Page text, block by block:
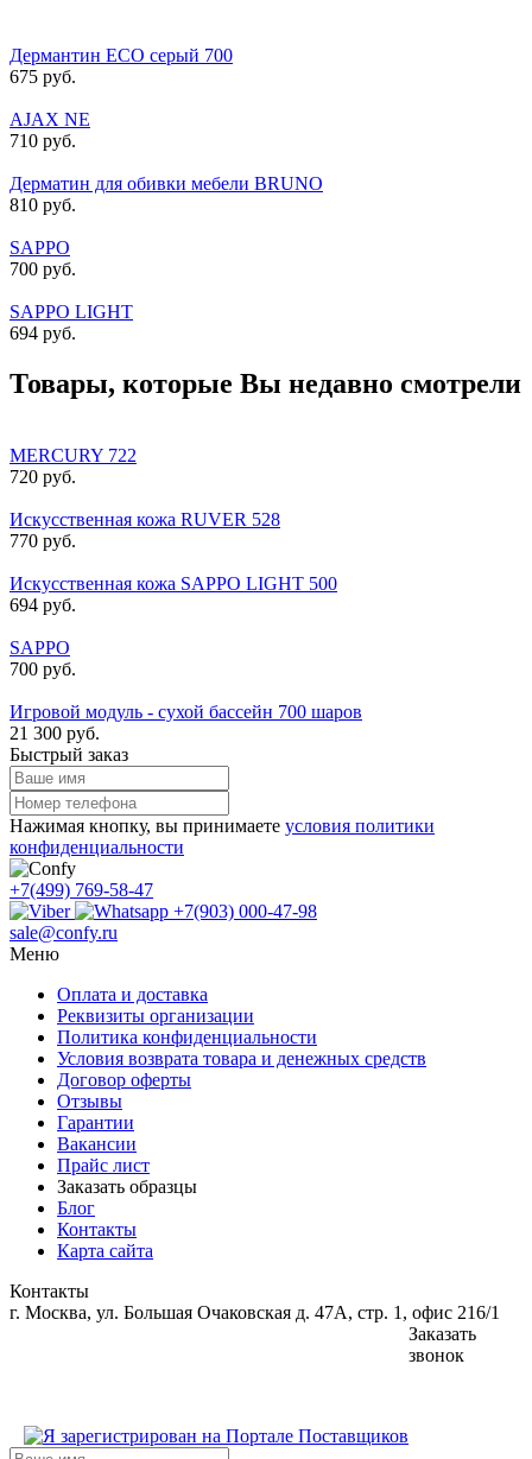
Дермантин ECO серый 700
675 руб.
AJAX NE
710 руб.
Дерматин для обивки мебели BRUNO
810 руб.
SAPPO
700 руб.
SAPPO LIGHT
694 руб.
Товары, которые Вы недавно смотрели
MERCURY 722
720 руб.
Искусственная кожа RUVER 528
770 руб.
Искусственная кожа SAPPO LIGHT 500
694 руб.
SAPPO
700 руб.
Игровой модуль - сухой бассейн 700 шаров
21 300 руб.
Быстрый заказ
Нажимая кнопку, вы принимаете условия политики
конфиденциальности
+7(499) 769-58-47
+7(903) 000-47-98
sale@confy.ru
Меню
Оплата и доставка
Реквизиты организации
Политика конфиденциальности
Условия возврата товара и денежных средств
Договор оферты
Отзывы
Гарантии
Вакансии
Прайс лист
Заказать образцы
Блог
Контакты
Карта сайта
Контакты
г. Москва, ул. Большая Очаковская д. 47А, стр. 1, офис 216/1
Заказать
звонок